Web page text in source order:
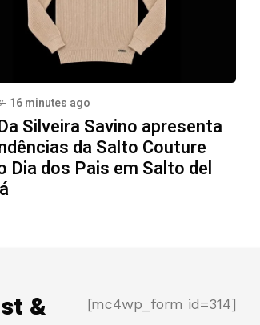
16 minutes ago
Silveira Savino apresenta
da Salto Couture
Dia dos Pais em Salto del
&
[mc4wp_form id=314]